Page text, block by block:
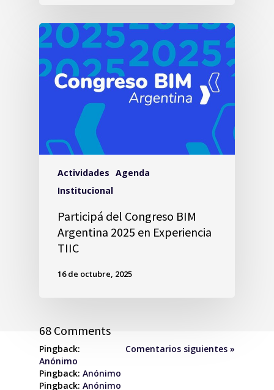
Actividades Agenda
Institucional
Participá del Congreso BIM
Argentina 2025 en Experiencia
TIIC
16 de octubre, 2025
68 Comments
Comentarios siguientes »
Pingback:
Anónimo
Pingback: Anónimo
Pingback: Anónimo